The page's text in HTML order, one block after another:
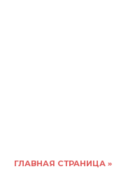
ГЛАВНАЯ СТРАНИЦА »